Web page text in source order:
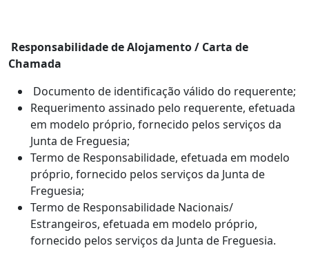
Responsabilidade de Alojamento / Carta de
Chamada
Documento de identificação válido do requerente;
Requerimento assinado pelo requerente, efetuada
em modelo próprio, fornecido pelos serviços da
Junta de Freguesia;
Termo de Responsabilidade, efetuada em modelo
próprio, fornecido pelos serviços da Junta de
Freguesia;
Termo de Responsabilidade Nacionais/
Estrangeiros, efetuada em modelo próprio,
fornecido pelos serviços da Junta de Freguesia.